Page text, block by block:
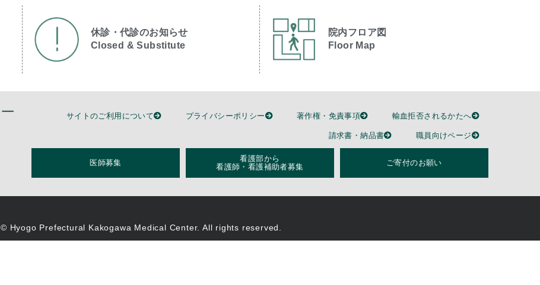
休診・代診のお知らせ
Closed & Substitute​
院内フロア図
Floor Map
サイトのご利用について プライバシーポリシー 著作権・免責事項 輸血拒否されるかたへ
請求書・納品書 職員向けページ
医師募集
看護部から
看護師・看護補助者募集
ご寄付のお願い
© Hyogo Prefectural Kakogawa Medical Center. All rights reserved.